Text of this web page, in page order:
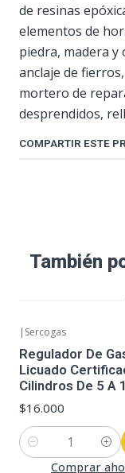
de resinas
elementos de
piedra, madera y
anclaje de
mortero de
desprendidos,
COMPARTIR ESTE
También
| Sercogas
Regulador De
Licuado
Cilindros De 5 A
$16.000
Cantidad
Comprar